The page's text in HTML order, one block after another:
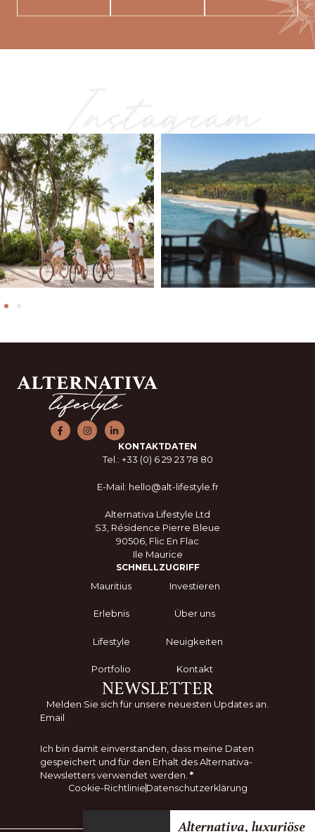
Instagram
KONTAKTDATEN
Tel.: +33 (0) 6 29 23 78 80
E-Mail: hello@alt-lifestyle.fr
Alternativa Lifestyle Ltd
S3, Résidence Pierre Bleue
90506, Flic En Flac
Ile Maurice
SCHNELLZUGRIFF
Mauritius
Erlebnis
Lifestyle
Portfolio
Investieren
Über uns
Neuigkeiten
Kontakt
NEWSLETTER
Melden Sie sich für unsere neuesten Updates an.
Ich bin damit einverstanden, dass meine Daten
gespeichert und für den Erhalt des Alternativa-
Newsletters verwendet werden. *
Cookie-Richtlinie Datenschutzerklärung
Alternativa, luxuriöse